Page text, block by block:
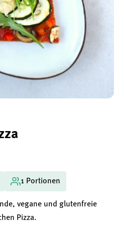
1 Portionen
vegane und glutenfreie
Pizza.